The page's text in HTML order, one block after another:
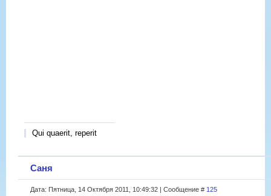
Qui quaerit, reperit
Саня
Дата: Пятница, 14 Октября 2011, 10:49:32 | Сообщение # 125